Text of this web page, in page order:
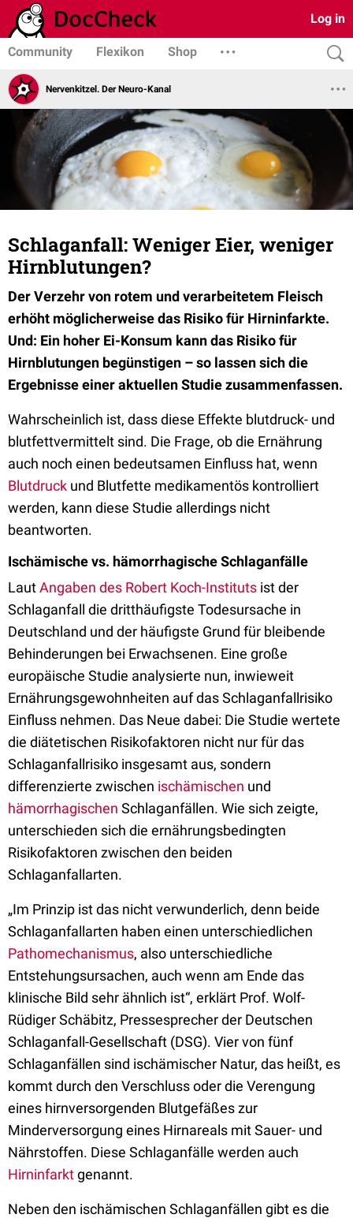
Log in
Community Flexikon Shop
Nervenkitzel. Der Neuro-Kanal
Schlaganfall: Weniger Eier, weniger
Hirnblutungen?
Der Verzehr von rotem und verarbeitetem Fleisch
erhöht möglicherweise das Risiko für Hirninfarkte.
Und: Ein hoher Ei-Konsum kann das Risiko für
Hirnblutungen begünstigen – so lassen sich die
Ergebnisse einer aktuellen Studie zusammenfassen.
Wahrscheinlich ist, dass diese Effekte blutdruck- und
blutfettvermittelt sind. Die Frage, ob die Ernährung
auch noch einen bedeutsamen Einfluss hat, wenn
Blutdruck und Blutfette medikamentös kontrolliert
werden, kann diese Studie allerdings nicht
beantworten.
Ischämische vs. hämorrhagische Schlaganfälle
LautAngaben des Robert Koch-Instituts ist der
Schlaganfall die dritthäufigste Todesursache in
Deutschland und der häufigste Grund für bleibende
Behinderungen bei Erwachsenen. Eine große
europäische Studie analysierte nun, inwieweit
Ernährungsgewohnheiten auf das Schlaganfallrisiko
Einfluss nehmen. Das Neue dabei: Die Studie wertete
die diätetischen Risikofaktoren nicht nur für das
Schlaganfallrisiko insgesamt aus, sondern
differenzierte zwischen ischämischen und
hämorrhagischen Schlaganfällen. Wie sich zeigte,
unterschieden sich die ernährungsbedingten
Risikofaktoren zwischen den beiden
Schlaganfallarten.
„Im Prinzip ist das nicht verwunderlich, denn beide
Schlaganfallarten haben einen unterschiedlichen
Pathomechanismus, also unterschiedliche
Entstehungsursachen, auch wenn am Ende das
klinische Bild sehr ähnlich ist“, erklärt Prof. Wolf-
Rüdiger Schäbitz, Pressesprecher der Deutschen
Schlaganfall-Gesellschaft (DSG). Vier von fünf
Schlaganfällen sind ischämischer Natur, das heißt, es
kommt durch den Verschluss oder die Verengung
eines hirnversorgenden Blutgefäßes zur
Minderversorgung eines Hirnareals mit Sauer- und
Nährstoffen. Diese Schlaganfälle werden auch
Hirninfarktgenannt.
Neben den ischämischen Schlaganfällen gibt es die